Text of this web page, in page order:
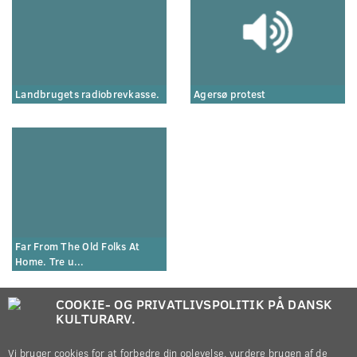
Landbrugets radiobrevkasse. Agersø protest
Far From The Old Folks At
Home. Tre u...
COOKIE- OG PRIVATLIVSPOLITIK PÅ DANSK
KULTURARV.
Vi bruger cookies for at forbedre din oplevelse, vurdere brugen af de